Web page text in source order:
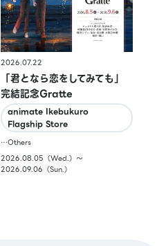
2026.07.22
「君となら恋をしてみても」
完結記念Gratte
animate Ikebukuro
Flagship Store
…Others
2026.08.05（Wed.）〜
2026.09.06（Sun.）